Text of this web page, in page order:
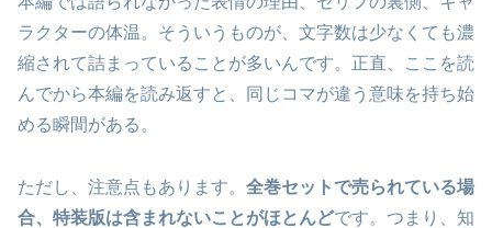
ラクターの体温。そういうものが、文字数は少なくても濃
縮されて詰まっていることが多いんです。正直、ここを読
んでから本編を読み返すと、同じコマが違う意味を持ち始
める瞬間がある。
ただし、注意点もあります。 全巻セットで売られている場
合、特装版は含まれないことがほとんどです。つまり、知